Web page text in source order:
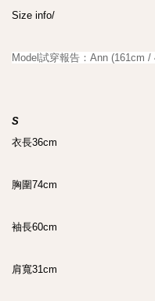
Size info/
S
衣長36cm
胸圍74cm
袖長60cm
肩寬31cm